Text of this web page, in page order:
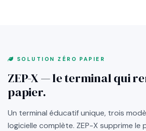
SOLUTION ZÉRO PAPIER
ZEP-X — le terminal qui
papier.
Un terminal éducatif unique, trois
logicielle complète. ZEP-X supprime le